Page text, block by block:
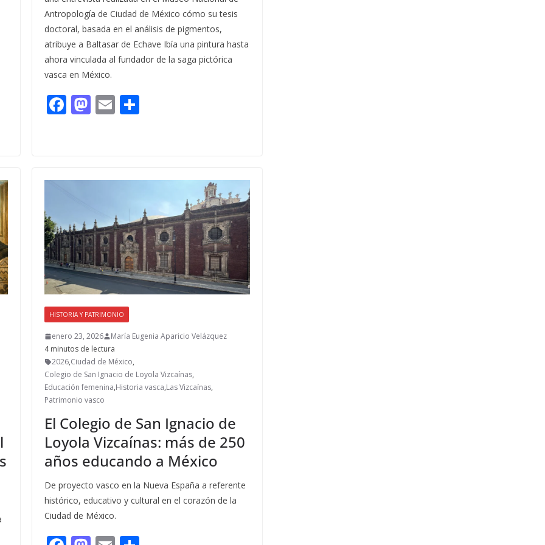
Antropología de Ciudad de México cómo su tesis
doctoral, basada en el análisis de pigmentos,
atribuye a Baltasar de Echave Ibía una pintura hasta
ahora vinculada al fundador de la saga pictórica
vasca en México.
F
o
k
M
o
E C
ar
ti
r
HISTORIA Y PATRIMONIO
enero 23, 2026
María Eugenia Aparicio Velázquez
4 minutos de lectura
2026,Ciudad de México,
Colegio de San Ignacio de Loyola Vizcaínas,
Educación femenina,Historia vasca,Las Vizcaínas,
Patrimonio vasco
El Colegio de San Ignacio de
Loyola Vizcaínas: más de 250
años educando a México
De proyecto vasco en la Nueva España a referente
histórico, educativo y cultural en el corazón de la
Ciudad de México.